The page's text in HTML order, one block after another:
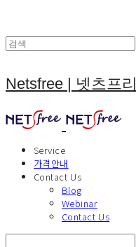
Netsfree | 넷츠프리
Service
가격안내
Contact Us
Blog
Webinar
Contact Us